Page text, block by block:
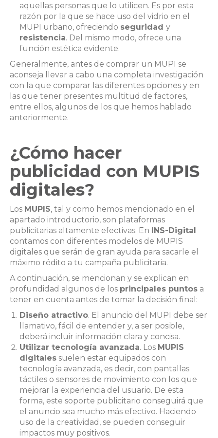
aquellas personas que lo utilicen. Es por esta
razón por la que se hace uso del vidrio en el
MUPI urbano, ofreciendo seguridad y
resistencia. Del mismo modo, ofrece una
función estética evidente.
Generalmente, antes de comprar un MUPI se
aconseja llevar a cabo una completa investigación
con la que comparar las diferentes opciones y en
las que tener presentes multitud de factores,
entre ellos, algunos de los que hemos hablado
anteriormente.
¿Cómo hacer
publicidad con MUPIS
digitales?
Los MUPIS, tal y como hemos mencionado en el
apartado introductorio, son plataformas
publicitarias altamente efectivas. En INS-Digital
contamos con diferentes modelos de MUPIS
digitales que serán de gran ayuda para sacarle el
máximo rédito a tu campaña publicitaria.
A continuación, se mencionan y se explican en
profundidad algunos de los principales puntos a
tener en cuenta antes de tomar la decisión final:
Diseño atractivo. El anuncio del MUPI debe ser
llamativo, fácil de entender y, a ser posible,
deberá incluir información clara y concisa.
Utilizar tecnología avanzada. Los MUPIS
digitales suelen estar equipados con
tecnología avanzada, es decir, con pantallas
táctiles o sensores de movimiento con los que
mejorar la experiencia del usuario. De esta
forma, este soporte publicitario conseguirá que
el anuncio sea mucho más efectivo. Haciendo
uso de la creatividad, se pueden conseguir
impactos muy positivos.